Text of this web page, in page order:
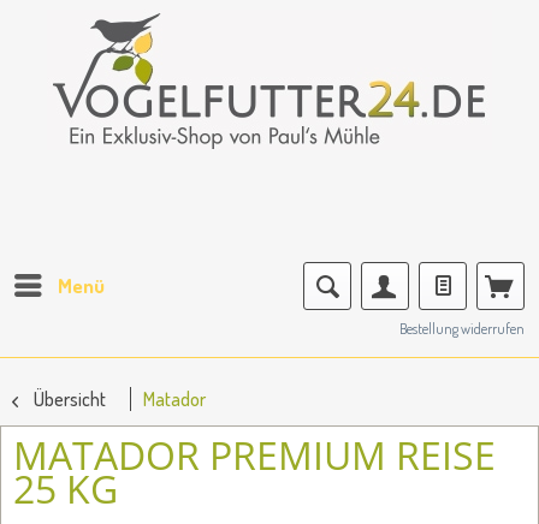
Menü
Bestellung widerrufen
Übersicht Matador
MATADOR PREMIUM REISE
25 KG